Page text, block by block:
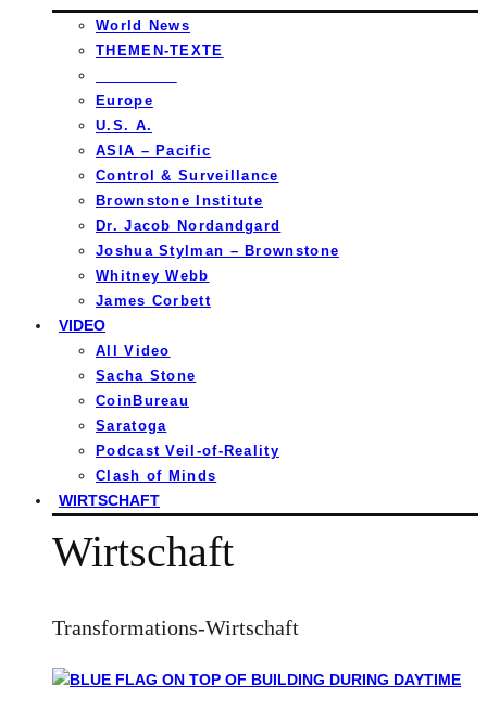
World News
THEMEN-TEXTE
Europe
U.S. A.
ASIA – Pacific
Control & Surveillance
Brownstone Institute
Dr. Jacob Nordandgard
Joshua Stylman – Brownstone
Whitney Webb
James Corbett
VIDEO
All Video
Sacha Stone
CoinBureau
Saratoga
Podcast Veil-of-Reality
Clash of Minds
WIRTSCHAFT
Wirtschaft
Transformations-Wirtschaft